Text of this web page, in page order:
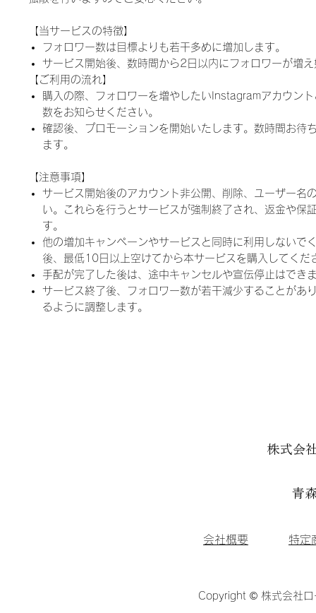
【当サービスの特徴】
フォロワー数は目標よりも若干多めに増加します。
サービス開始後、数時間から2日以内にフォロワーが増
【ご利用の流れ】
購入の際、フォロワーを増やしたいInstagramアカウン
数をお知らせください。
確認後、プロモーションを開始いたします。数時間お待
ます。
【注意事項】
サービス開始後のアカウント非公開、削除、ユーザー名
い。これらを行うとサービスが強制終了され、返金や保
す。
他の増加キャンペーンやサービスと同時に利用しないで
後、最低10日以上空けてから本サービスを購入してくだ
手配が完了した後は、途中キャンセルや宣伝停止はでき
サービス終了後、フォロワー数が若干減少することがあ
るように調整します。
株式会
青
会社概要 特定
Copyright © 株式会社